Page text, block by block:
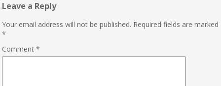
Leave a Reply
Your email address will not be published. Required fields are marked
*
Comment *